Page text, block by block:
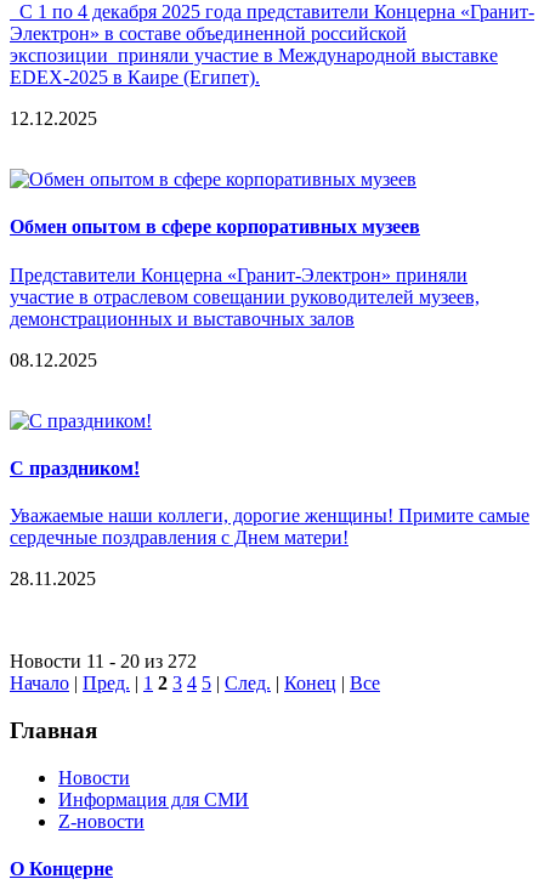
С 1 по 4 декабря 2025 года представители Концерна «Гранит-
Электрон» в составе объединенной российской
экспозиции приняли участие в Международной выставке
EDEX-2025 в Каире (Египет).
12.12.2025
Обмен опытом в сфере корпоративных музеев
Представители Концерна «Гранит-Электрон» приняли
участие в отраслевом совещании руководителей музеев,
демонстрационных и выставочных залов
08.12.2025
С праздником!
Уважаемые наши коллеги, дорогие женщины! Примите самые
сердечные поздравления с Днем матери!
28.11.2025
Новости 11 - 20 из 272
Начало | Пред. | 1 2 3 4 5 | След. | Конец | Все
Главная
Новости
Информация для СМИ
Z-новости
О Концерне